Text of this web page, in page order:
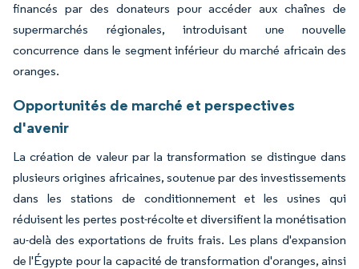
financés par des donateurs pour accéder aux chaînes de
supermarchés régionales, introduisant une nouvelle
concurrence dans le segment inférieur du marché africain des
oranges.
Opportunités de marché et perspectives
d'avenir
La création de valeur par la transformation se distingue dans
plusieurs origines africaines, soutenue par des investissements
dans les stations de conditionnement et les usines qui
réduisent les pertes post-récolte et diversifient la monétisation
au-delà des exportations de fruits frais. Les plans d'expansion
de l'Égypte pour la capacité de transformation d'oranges, ainsi